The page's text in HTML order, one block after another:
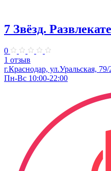
7 Звёзд.
0
1 отзыв
г.Краснодар, ул.Уральская, 79/
Пн-Вс 10:00-22:00